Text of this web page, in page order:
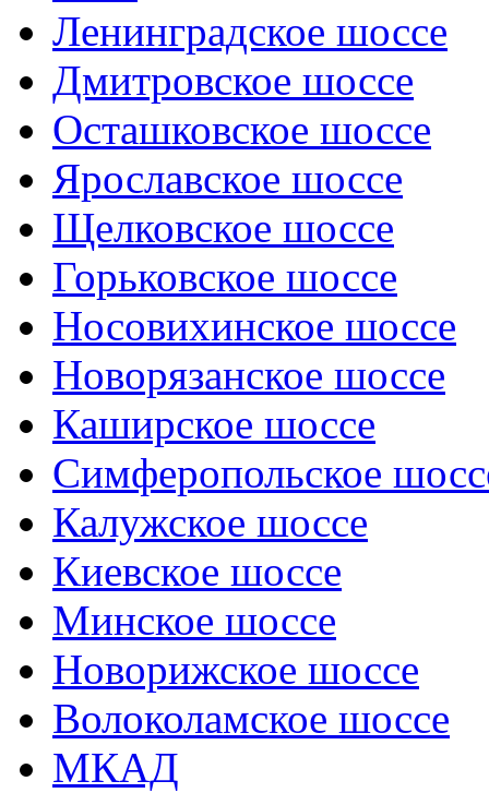
Ленинградское шоссе
Дмитровское шоссе
Осташковское шоссе
Ярославское шоссе
Щелковское шоссе
Горьковское шоссе
Носовихинское шоссе
Новорязанское шоссе
Каширское шоссе
Симферопольское
Калужское шоссе
Киевское шоссе
Минское шоссе
Новорижское шоссе
Волоколамское шоссе
МКАД